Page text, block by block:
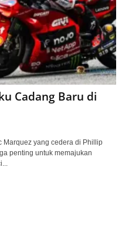
Cadang Baru di
Marquez yang cedera di Phillip
penting untuk memajukan